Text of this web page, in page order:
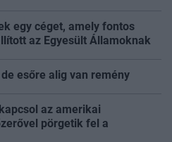
egy céget, amely fontos
az Egyesült Államoknak
esőre alig van remény
az amerikai
pörgetik fel a